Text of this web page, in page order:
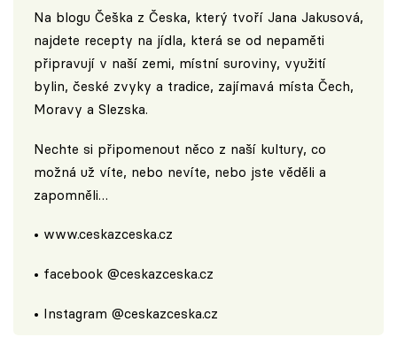
Na blogu Češka z Česka, který tvoří Jana Jakusová,
najdete recepty na jídla, která se od nepaměti
připravují v naší zemi, místní suroviny, využití
bylin, české zvyky a tradice, zajímavá místa Čech,
Moravy a Slezska.
Nechte si připomenout něco z naší kultury, co
možná už víte, nebo nevíte, nebo jste věděli a
zapomněli…
• www.ceskazceska.cz
• facebook @ceskazceska.cz
• Instagram @ceskazceska.cz